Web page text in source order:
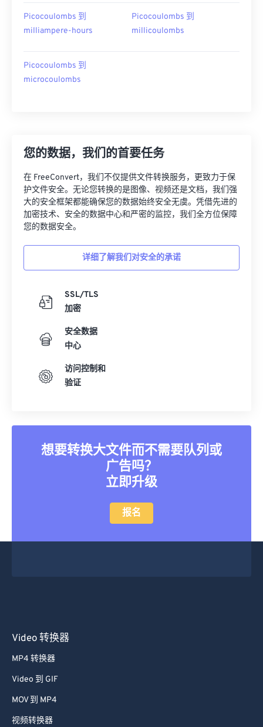
Picocoulombs 到
milliampere-hours
Picocoulombs 到
millicoulombs
Picocoulombs 到
microcoulombs
您的数据，我们的首要任务
在 FreeConvert，我们不仅提供文件转换服务，更致力于保
护文件安全。无论您转换的是图像、视频还是文档，我们强
大的安全框架都能确保您的数据始终安全无虞。凭借先进的
加密技术、安全的数据中心和严密的监控，我们全方位保障
您的数据安全。
详细了解我们对安全的承诺
SSL/TLS
加密
安全数据
中心
访问控制和
验证
想要转换大文件而不需要队列或
广告吗？
立即升级
报名
Video 转换器
MP4 转换器
Video 到 GIF
MOV 到 MP4
视频转换器